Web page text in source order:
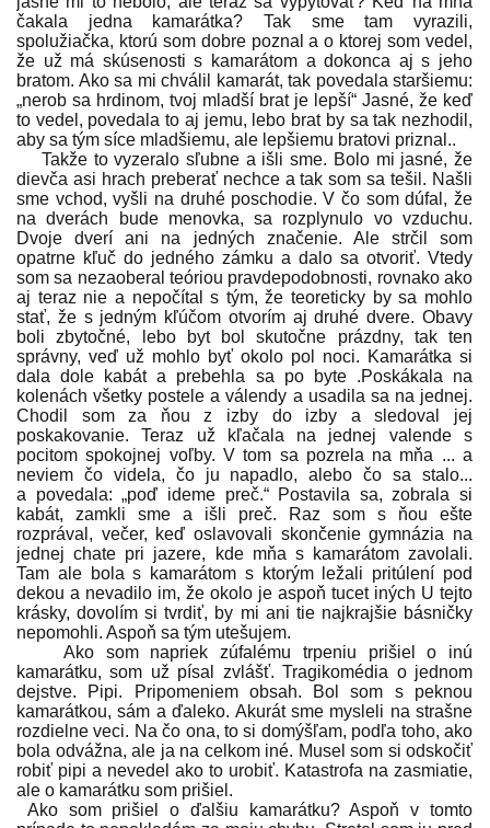
čakala jedna kamarátka? Tak sme tam vyrazili,
spolužiačka, ktorú som dobre poznal a o ktorej som vedel,
že už má skúsenosti s kamarátom a dokonca aj s jeho
bratom. Ako sa mi chválil kamarát, tak povedala staršiemu:
„nerob sa hrdinom, tvoj mladší brat je lepší“ Jasné, že keď
to vedel, povedala to aj jemu, lebo brat by sa tak nezhodil,
aby sa tým síce mladšiemu, ale lepšiemu bratovi priznal..
Takže to vyzeralo sľubne a išli sme. Bolo mi jasné, že
dievča asi hrach preberať nechce a tak som sa tešil. Našli
sme vchod, vyšli na druhé poschodie. V čo som dúfal, že
na dverách bude menovka, sa rozplynulo vo vzduchu.
Dvoje dverí ani na jedných značenie. Ale strčil som
opatrne kľuč do jedného zámku a dalo sa otvoriť. Vtedy
som sa nezaoberal teóriou pravdepodobnosti, rovnako ako
aj teraz nie a nepočítal s tým, že teoreticky by sa mohlo
stať, že s jedným kľúčom otvorím aj druhé dvere. Obavy
boli zbytočné, lebo byt bol skutočne prázdny, tak ten
správny, veď už mohlo byť okolo pol noci. Kamarátka si
dala dole kabát a prebehla sa po byte .Poskákala na
kolenách všetky postele a válendy a usadila sa na jednej.
Chodil som za ňou z izby do izby a sledoval jej
poskakovanie. Teraz už kľačala na jednej valende s
pocitom spokojnej voľby. V tom sa pozrela na mňa ... a
neviem čo videla, čo ju napadlo, alebo čo sa stalo...
a povedala: „poď ideme preč.“ Postavila sa, zobrala si
kabát, zamkli sme a išli preč. Raz som s ňou ešte
rozprával, večer, keď oslavovali skončenie gymnázia na
jednej chate pri jazere, kde mňa s kamarátom zavolali.
Tam ale bola s kamarátom s ktorým ležali pritúlení pod
dekou a nevadilo im, že okolo je aspoň tucet iných U tejto
krásky, dovolím si tvrdiť, by mi ani tie najkrajšie básničky
nepomohli. Aspoň sa tým utešujem.
Ako som napriek zúfalému trpeniu prišiel o inú
kamarátku, som už písal zvlášť. Tragikomédia o jednom
dejstve. Pipi. Pripomeniem obsah. Bol som s peknou
kamarátkou, sám a ďaleko. Akurát sme mysleli na strašne
rozdielne veci. Na čo ona, to si domýšľam, podľa toho, ako
bola odvážna, ale ja na celkom iné. Musel som si odskočiť
robiť pipi a nevedel ako to urobiť. Katastrofa na zasmiatie,
ale o kamarátku som prišiel.
Ako som prišiel o ďalšiu kamarátku? Aspoň v tomto